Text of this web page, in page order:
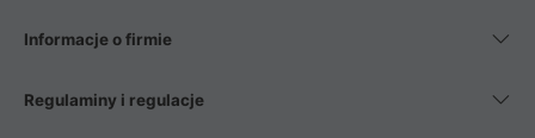
Informacje o firmie
Regulaminy i regulacje